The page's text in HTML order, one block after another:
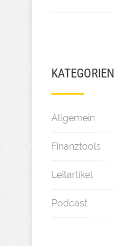
KATEGORIEN
Allgemein
Finanztools
Leitartikel
Podcast